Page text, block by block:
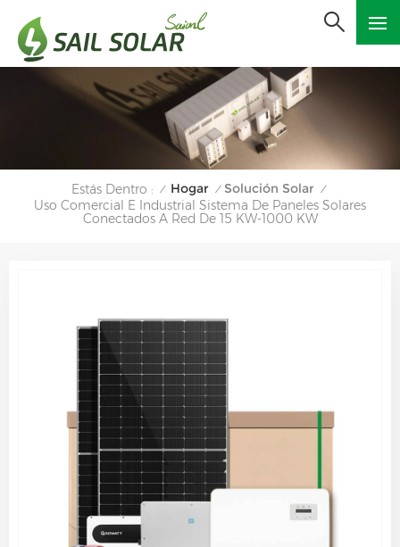
Estás Dentro : / Hogar / Solución Solar /
Uso Comercial E Industrial Sistema De Paneles Solares
Conectados A Red De 15 KW-1000 KW